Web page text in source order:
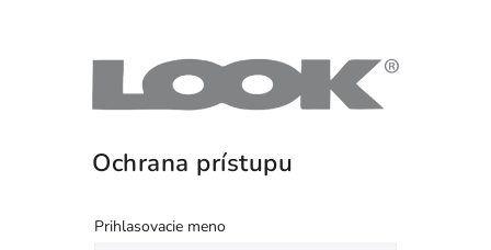
Ochrana prístupu
Prihlasovacie meno